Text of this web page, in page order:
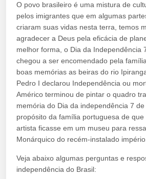
O povo brasileiro é uma mistura de
pelos imigrantes que em algumas
criaram suas vidas nesta terra, temos
agradecer a Deus pela eficácia de
melhor forma, o Dia da Independência
chegou a ser encomendado pela
boas memórias as beiras do rio
Pedro I declarou Independência ou
Américo terminou de pintar o quadro
memória do Dia da independência 7
propósito da família portuguesa de
artista ficasse em um museu para
Monárquico do recém-instalado império.
Veja abaixo algumas perguntas e
independência do Brasil: